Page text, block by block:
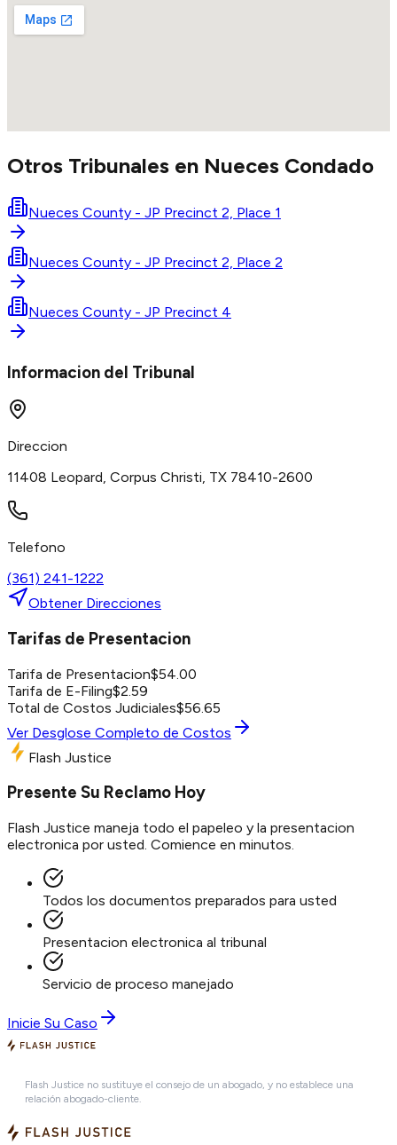
Otros Tribunales en Nueces Condado
Nueces County - JP Precinct 2, Place 1
Nueces County - JP Precinct 2, Place 2
Nueces County - JP Precinct 4
Informacion del Tribunal
Direccion
11408 Leopard, Corpus Christi, TX 78410-2600
Telefono
(361) 241-1222
Obtener Direcciones
Tarifas de Presentacion
Tarifa de Presentacion$54.00
Tarifa de E-Filing$2.59
Total de Costos Judiciales$56.65
Ver Desglose Completo de Costos
Flash Justice
Presente Su Reclamo Hoy
Flash Justice maneja todo el papeleo y la presentacion
electronica por usted. Comience en minutos.
Todos los documentos preparados para usted
Presentacion electronica al tribunal
Servicio de proceso manejado
Inicie Su Caso
Flash Justice no sustituye el consejo de un abogado, y no establece una
relación abogado-cliente.